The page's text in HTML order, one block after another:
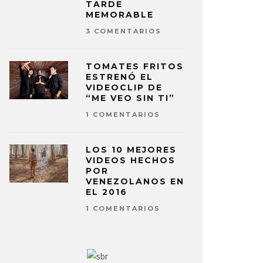
TARDE
MEMORABLE
3 COMENTARIOS
TOMATES FRITOS
ESTRENÓ EL
VIDEOCLIP DE
“ME VEO SIN TI”
1 COMENTARIOS
LOS 10 MEJORES
VIDEOS HECHOS
POR
VENEZOLANOS EN
EL 2016
1 COMENTARIOS